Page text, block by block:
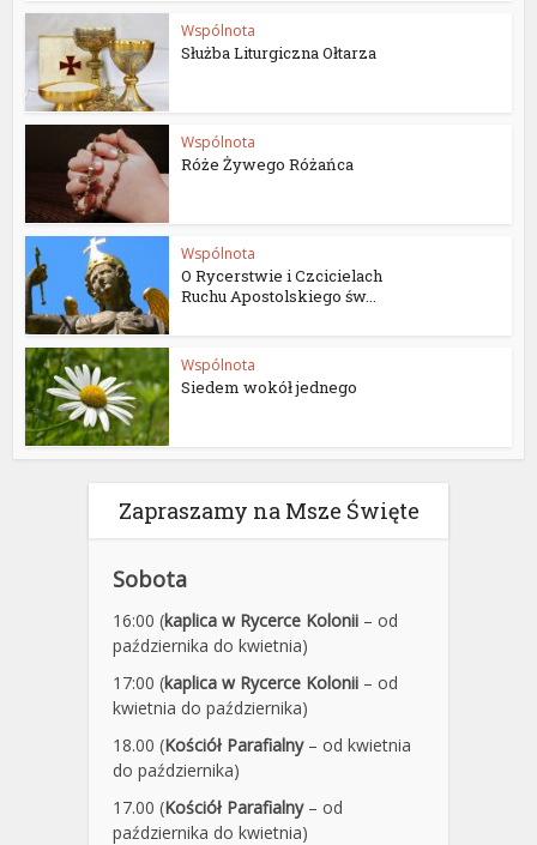
Wspólnota
Służba Liturgiczna Ołtarza
Wspólnota
Róże Żywego Różańca
Wspólnota
O Rycerstwie i Czcicielach
Ruchu Apostolskiego św...
Wspólnota
Siedem wokół jednego
Zapraszamy na Msze Święte
Sobota
16:00 (kaplica w Rycerce Kolonii – od
października do kwietnia)
17:00 (kaplica w Rycerce Kolonii – od
kwietnia do października)
18.00 (Kościół Parafialny– od kwietnia
do października)
17.00 (Kościół Parafialny– od
października do kwietnia)